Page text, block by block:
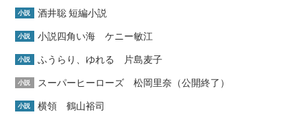
小説 酒井聡 短編小説
小説 小説四角い海 ケニー敏江
小説 ふうらり、ゆれる 片島麦子
小説 スーパーヒーローズ 松岡里奈（公開終了）
小説 横領 鶴山裕司